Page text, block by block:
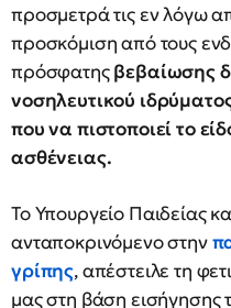
προσμετρά τις εν λόγω
προσκόμιση από τους
πρόσφατηςβεβαίωσης
νοσηλευτικού
που να πιστοποιεί το
ασθένειας.
Το Υπουργείο Παιδείας
ανταποκρινόμενο στην
γρίπης, απέστειλε τη
μας στη βάση εισήγησης